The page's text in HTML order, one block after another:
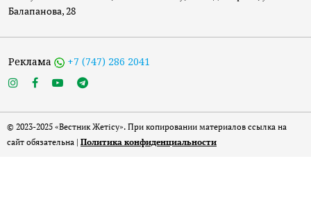
Балапанова, 28
Реклама +7 (747) 286 2041
© 2023-2025 «Вестник Жетісу». При копировании материалов ссылка на
сайт обязательна | Политика конфиденциальности